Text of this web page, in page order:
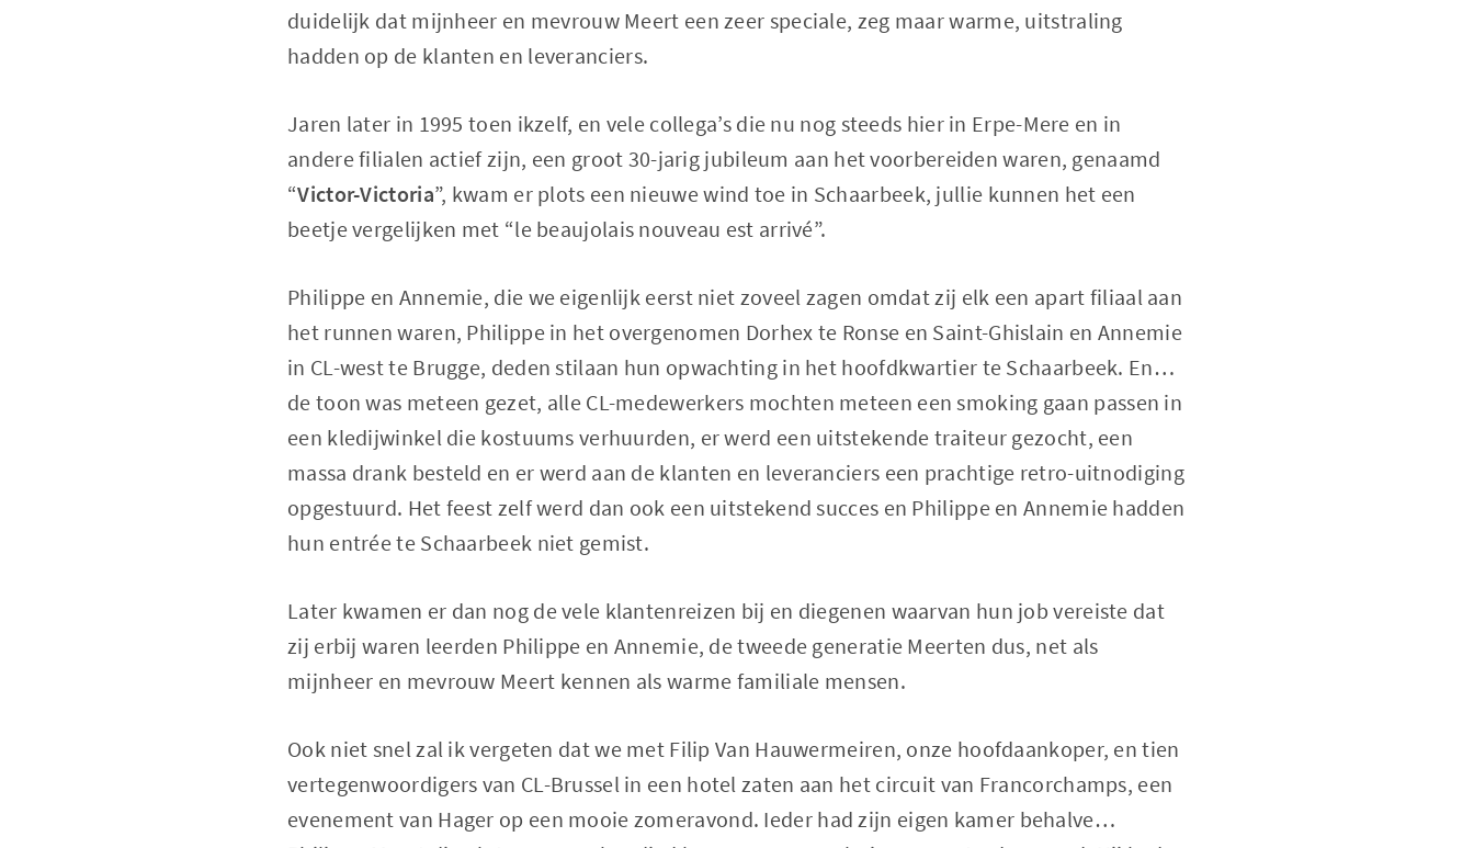
duidelijk dat mijnheer en mevrouw Meert een zeer speciale, zeg maar warme, uitstraling
hadden op de klanten en leveranciers.
Jaren later in 1995 toen ikzelf, en vele collega’s die nu nog steeds hier in Erpe-Mere en in
andere filialen actief zijn, een groot 30-jarig jubileum aan het voorbereiden waren, genaamd
“Victor-Victoria”, kwam er plots een nieuwe wind toe in Schaarbeek, jullie kunnen het een
beetje vergelijken met “le beaujolais nouveau est arrivé”.
Philippe en Annemie, die we eigenlijk eerst niet zoveel zagen omdat zij elk een apart filiaal aan
het runnen waren, Philippe in het overgenomen Dorhex te Ronse en Saint-Ghislain en Annemie
in CL-west te Brugge, deden stilaan hun opwachting in het hoofdkwartier te Schaarbeek. En…
de toon was meteen gezet, alle CL-medewerkers mochten meteen een smoking gaan passen in
een kledijwinkel die kostuums verhuurden, er werd een uitstekende traiteur gezocht, een
massa drank besteld en er werd aan de klanten en leveranciers een prachtige retro-uitnodiging
opgestuurd. Het feest zelf werd dan ook een uitstekend succes en Philippe en Annemie hadden
hun entrée te Schaarbeek niet gemist.
Later kwamen er dan nog de vele klantenreizen bij en diegenen waarvan hun job vereiste dat
zij erbij waren leerden Philippe en Annemie, de tweede generatie Meerten dus, net als
mijnheer en mevrouw Meert kennen als warme familiale mensen.
Ook niet snel zal ik vergeten dat we met Filip Van Hauwermeiren, onze hoofdaankoper, en tien
vertegenwoordigers van CL-Brussel in een hotel zaten aan het circuit van Francorchamps, een
evenement van Hager op een mooie zomeravond. Ieder had zijn eigen kamer behalve…